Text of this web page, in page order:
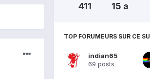
411 15 a
TOP FORUMEURS SUR CE
indian65
69 posts